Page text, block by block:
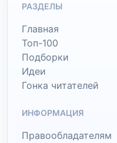
РАЗДЕЛЫ
Главная
Топ-100
Подборки
Идеи
Гонка читателей
ИНФОРМАЦИЯ
Правообладателям